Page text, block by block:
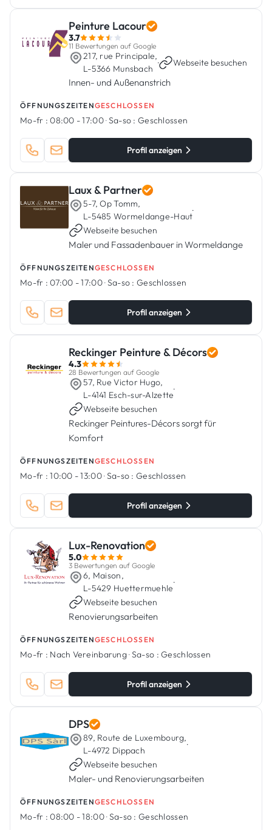
Peinture Lacour
3.7
11 Bewertungen auf Google
217, rue Principale,
L-5366 Munsbach
· Webseite besuchen
Innen- und Außenanstrich
ÖFFNUNGSZEITENGESCHLOSSEN
Mo-fr : 08:00 - 17:00·Sa-so : Geschlossen
Profil anzeigen
Laux & Partner
5-7, Op Tomm,
L-5485 Wormeldange-Haut
·
Webseite besuchen
Maler und Fassadenbauer in Wormeldange
ÖFFNUNGSZEITENGESCHLOSSEN
Mo-fr : 07:00 - 17:00·Sa-so : Geschlossen
Profil anzeigen
Reckinger Peinture & Décors
4.3
28 Bewertungen auf Google
57, Rue Victor Hugo,
L-4141 Esch-sur-Alzette
·
Webseite besuchen
Reckinger Peintures-Décors sorgt für
Komfort
ÖFFNUNGSZEITENGESCHLOSSEN
Mo-fr : 10:00 - 13:00·Sa-so : Geschlossen
Profil anzeigen
Lux-Renovation
5.0
3 Bewertungen auf Google
6, Maison,
L-5429 Huettermuehle
·
Webseite besuchen
Renovierungsarbeiten
ÖFFNUNGSZEITENGESCHLOSSEN
Mo-fr : Nach Vereinbarung·Sa-so : Geschlossen
Profil anzeigen
DPS
89, Route de Luxembourg,
L-4972 Dippach
·
Webseite besuchen
Maler- und Renovierungsarbeiten
ÖFFNUNGSZEITENGESCHLOSSEN
Mo-fr : 08:00 - 18:00·Sa-so : Geschlossen